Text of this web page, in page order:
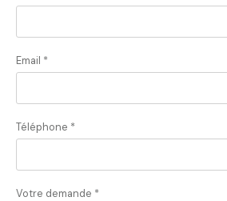
Email *
Téléphone *
Votre demande *